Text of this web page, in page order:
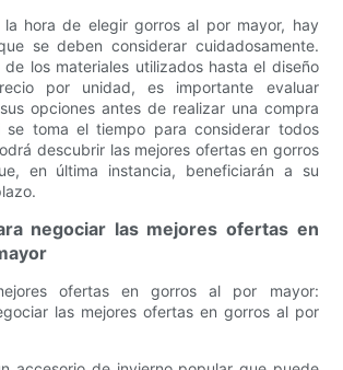
la hora de elegir gorros al por mayor, hay
se deben considerar cuidadosamente.
los materiales utilizados hasta el diseño
por unidad, es importante evaluar
opciones antes de realizar una compra
toma el tiempo para considerar todos
descubrir las mejores ofertas en gorros
en última instancia, beneficiarán a su
negociar las mejores ofertas en
ofertas en gorros al por mayor:
las mejores ofertas en gorros al por